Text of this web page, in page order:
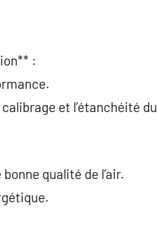
:
et l’étanchéité
qualité de l’air.